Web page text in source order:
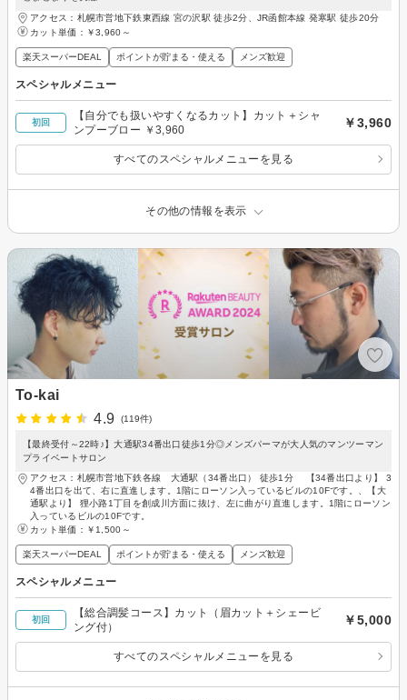
アクセス：札幌市営地下鉄東西線 宮の沢駅 徒歩2分、JR函館本線 発寒駅 徒歩20分
カット単価： ￥3,960～
楽天スーパーDEAL ポイントが貯まる・使える メンズ歓迎
スペシャルメニュー
初回
【自分でも扱いやすくなるカット】カット＋シャ
ンプーブロー ￥3,960
￥3,960
すべてのスペシャルメニューを見る
その他の情報を表示
To-kai
4.9
(119件)
【最終受付～22時♪】大通駅34番出口徒歩1分◎メンズパーマが大人気のマンツーマン
プライベートサロン
アクセス：札幌市営地下鉄各線 大通駅（34番出口） 徒歩1分 【34番出口より】 3
4番出口を出て、右に直進します。1階にローソン入っているビルの10Fです。、【大
通駅より】 狸小路1丁目を創成川方面に抜け、左に曲がり直進します。1階にローソン
入っているビルの10Fです。
カット単価： ￥1,500～
楽天スーパーDEAL ポイントが貯まる・使える メンズ歓迎
スペシャルメニュー
初回
【総合調髪コース】カット（眉カット＋シェービ
ング付）
￥5,000
すべてのスペシャルメニューを見る